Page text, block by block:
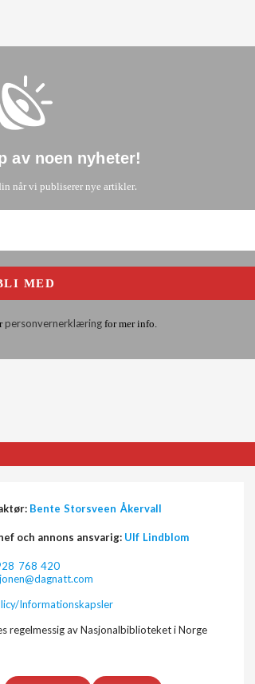
av noen nyheter!
når vi publiserer nye artikler.
personvernerklæringfor mer info.
Bente Storsveen Åkervall
och annons ansvarig: Ulf Lindblom
768 420
Informationskapsler
regelmessig av Nasjonalbiblioteket i Norge